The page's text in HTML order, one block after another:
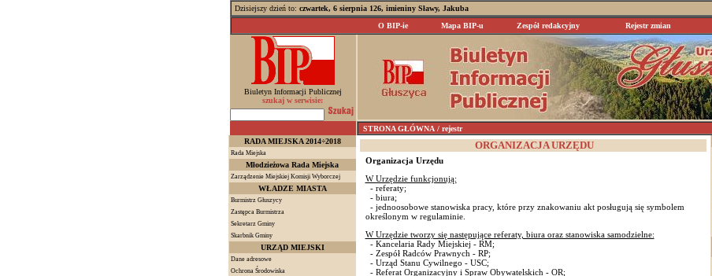
Dzisiejszy dzień to: czwartek, 6 sierpnia 126, imieniny Sławy, Jakuba
O BIP-ie
Mapa BIP-u Zespół redakcyjny Rejestr zmian
Biuletyn Informacji Publicznej
szukaj w serwisie:
STRONA GŁÓWNA / rejestr
RADA MIEJSKA 2014÷2018
Rada Miejska
Młodzieżowa Rada Miejska
Zarządzenie Miejskiej Komisji Wyborczej
WŁADZE MIASTA
Burmistrz Głuszycy
Zastępca Burmistrza
Sekretarz Gminy
Skarbnik Gminy
URZĄD MIEJSKI
Dane adresowe
Ochrona Środowiska
ORGANIZACJA URZĘDU
Organizacja Urzędu
W Urzędzie funkcjonują:
- referaty;
- biura;
- jednoosobowe stanowiska pracy, które przy znakowaniu akt posługują się symbolem
określonym w regulaminie.
W Urzędzie tworzy się następujące referaty, biura oraz stanowiska samodzielne:
- Kancelaria Rady Miejskiej - RM;
- Zespół Radców Prawnych - RP;
- Urząd Stanu Cywilnego - USC;
- Referat Organizacyjny i Spraw Obywatelskich - OR;